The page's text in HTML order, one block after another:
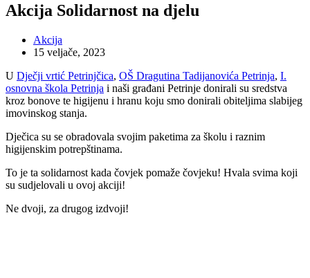
Akcija Solidarnost na djelu
Akcija
15 veljače, 2023
U Dječji vrtić Petrinjčica, OŠ Dragutina Tadijanovića Petrinja, I.
osnovna škola Petrinja i naši građani Petrinje donirali su sredstva
kroz bonove te higijenu i hranu koju smo donirali obiteljima slabijeg
imovinskog stanja.
Dječica su se obradovala svojim paketima za školu i raznim
higijenskim potrepštinama.
To je ta solidarnost kada čovjek pomaže čovjeku! Hvala svima koji
su sudjelovali u ovoj akciji!
Ne dvoji, za drugog izdvoji!